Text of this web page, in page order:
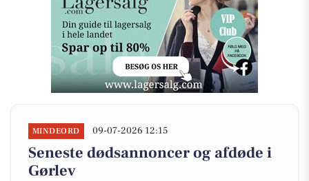
MINDEORD 09-07-2026 12:15
Seneste dødsannoncer og afdøde i
Gørlev